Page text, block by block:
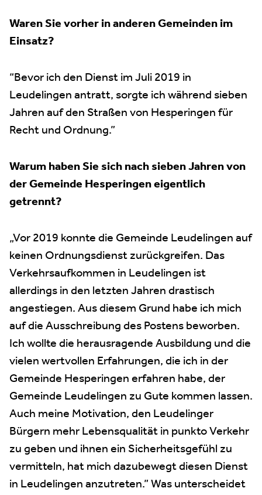
Waren Sie vorher in anderen Gemeinden im
Einsatz?
“Bevor ich den Dienst im Juli 2019 in
Leudelingen antratt, sorgte ich während sieben
Jahren auf den Straßen von Hesperingen für
Recht und Ordnung.”
Warum haben Sie sich nach sieben Jahren von
der Gemeinde Hesperingen eigentlich
getrennt?
„Vor 2019 konnte die Gemeinde Leudelingen auf
keinen Ordnungsdienst zurückgreifen. Das
Verkehrsaufkommen in Leudelingen ist
allerdings in den letzten Jahren drastisch
angestiegen. Aus diesem Grund habe ich mich
auf die Ausschreibung des Postens beworben.
Ich wollte die herausragende Ausbildung und die
vielen wertvollen Erfahrungen, die ich in der
Gemeinde Hesperingen erfahren habe, der
Gemeinde Leudelingen zu Gute kommen lassen.
Auch meine Motivation, den Leudelinger
Bürgern mehr Lebensqualität in punkto Verkehr
zu geben und ihnen ein Sicherheitsgefühl zu
vermitteln, hat mich dazubewegt diesen Dienst
in Leudelingen anzutreten.” Was unterscheidet